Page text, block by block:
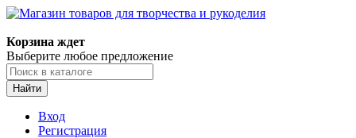
Корзина ждет
Выберите любое предложение
Найти
Вход
Регистрация